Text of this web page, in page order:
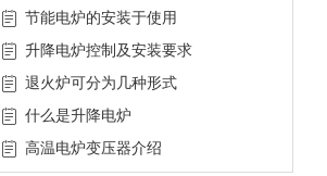
节能电炉的安装于使用
升降电炉控制及安装要求
退火炉可分为几种形式
什么是升降电炉
高温电炉变压器介绍